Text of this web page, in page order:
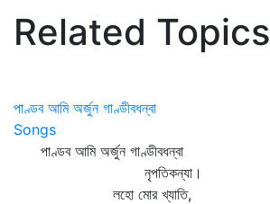
Related Topics
পাণ্ডব আমি অর্জুন গাণ্ডীবধন্বা
Songs
পাণ্ডব আমি অর্জুন গাণ্ডীবধন্বা
নৃপতিকন্যা।
লহো মোর খ্যাতি,